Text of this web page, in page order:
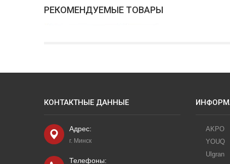
РЕКОМЕНДУЕМЫЕ ТОВАРЫ
7213 SSD07 BL
КОНТАКТНЫЕ ДАННЫЕ
Адрес:
г. Минск
Телефоны:
AKPO
YOUQ
Ulgran